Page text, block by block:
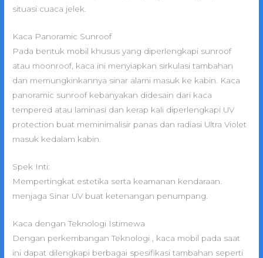
situasi cuaca jelek.
Kaca Panoramic Sunroof
Pada bentuk mobil khusus yang diperlengkapi sunroof
atau moonroof, kaca ini menyiapkan sirkulasi tambahan
dan memungkinkannya sinar alami masuk ke kabin. Kaca
panoramic sunroof kebanyakan didesain dari kaca
tempered atau laminasi dan kerap kali diperlengkapi UV
protection buat meminimalisir panas dan radiasi Ultra Violet
masuk kedalam kabin.
Spek Inti:
Mempertingkat estetika serta keamanan kendaraan.
menjaga Sinar UV buat ketenangan penumpang.
Kaca dengan Teknologi Istimewa
Dengan perkembangan Teknologi , kaca mobil pada saat
ini dapat dilengkapi berbagai spesifikasi tambahan seperti